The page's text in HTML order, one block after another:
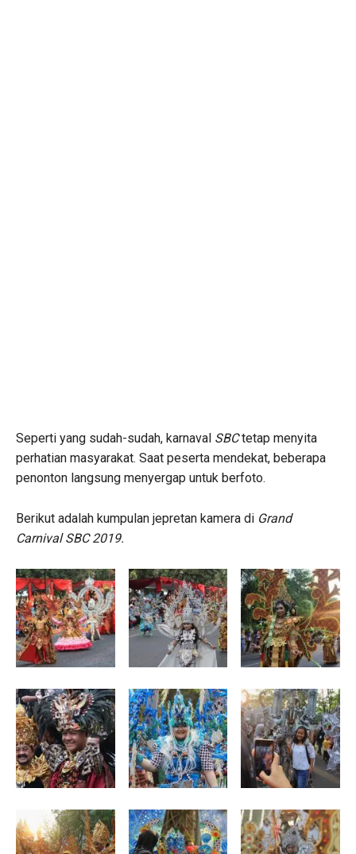
Seperti yang sudah-sudah, karnaval SBCtetap menyita
perhatian masyarakat. Saat peserta mendekat, beberapa
penonton langsung menyergap untuk berfoto.
Berikut adalah kumpulan jepretan kamera di Grand
Carnival SBC 2019.